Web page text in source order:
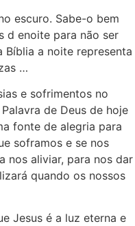
escuro. Sabe-o bem
d enoite para não ser
a noite representa
…
e sofrimentos no
de Deus de hoje
fonte de alegria para
soframos e se nos
nos aliviar, para nos dar
quando os nossos
Jesus é a luz eterna e